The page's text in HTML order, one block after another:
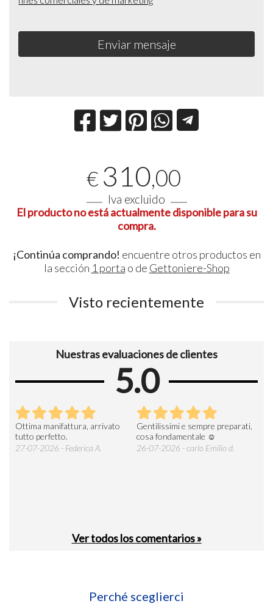
Enviar mensaje
€ 310,00
Iva excluido
El producto no está actualmente disponible para su
compra.
¡Continúa comprando! encuentre otros productos en
la sección 1 porta o de Gettoniere-Shop
Visto recientemente
Nuestras evaluaciones de clientes
5.0
Ottima manifattura, arrivato
tutto perfetto.
27-07-2026 - Federica A.
Gentilissimi e sempre preparati,
cosa fondamentale ☺️
26-07-2026 - carlo Emilio d.
Ver todos los comentarios »
Perché sceglierci